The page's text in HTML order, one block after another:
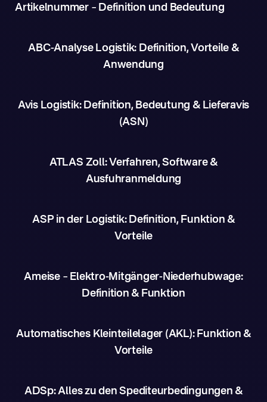
Artikelnummer – Definition und Bedeutung
ABC-Analyse Logistik: Definition, Vorteile &
Anwendung
Avis Logistik: Definition, Bedeutung & Lieferavis
(ASN)
ATLAS Zoll: Verfahren, Software &
Ausfuhranmeldung
ASP in der Logistik: Definition, Funktion &
Vorteile
Ameise – Elektro-Mitgänger-Niederhubwage:
Definition & Funktion
Automatisches Kleinteilelager (AKL): Funktion &
Vorteile
ADSp: Alles zu den Spediteurbedingungen &